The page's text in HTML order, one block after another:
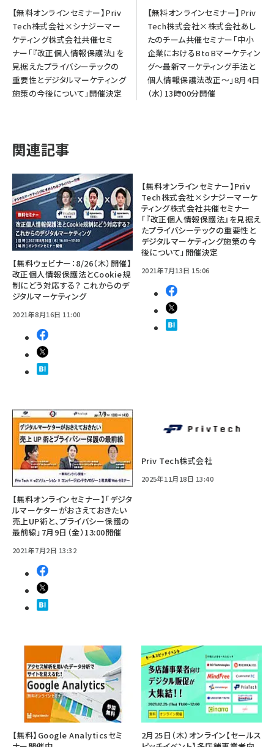
【無料オンラインセミナー】Priv
Tech株式会社×シナジーマー
ケティング株式会社共催セミ
ナー「『改正個人情報保護法』を
見据えたプライバシーテックの
重要性とデジタルマーケティング
施策の今後について」開催決定
【無料オンラインセミナー】Priv
Tech株式会社×株式会社あし
たのチーム共催セミナー「中小
企業におけるBtoBマーケティン
グ～最新マーケティング手法と
個人情報保護法改正～」8月4日
（水）13時00分開催
関連記事
【無料ウェビナー：8/26（木）開催】
改正個人情報保護法とCookie規
制にどう対応する？ これからのデ
ジタルマーケティング
2021年8月16日 11:00
【無料オンラインセミナー】Priv
Tech株式会社×シナジーマーケ
ティング株式会社共催セミナー
「『改正個人情報保護法』を見据え
たプライバシーテックの重要性と
デジタルマーケティング施策の今
後について」開催決定
2021年7月13日 15:06
【無料オンラインセミナー】「デジタ
ルマーケターがおさえておきたい
売上UP術と、プライバシー保護の
最前線」7月9日（金）13:00開催
2021年7月2日 13:32
Priv Tech株式会社
2025年11月18日 13:40
【無料】Google Analyticsセミ
2月25日（木）オンライン【セールス